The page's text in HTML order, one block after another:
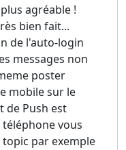
agréable !
bien fait...
de l'auto-login
messages non
poster
mobile sur le
de Push est
vous
par exemple